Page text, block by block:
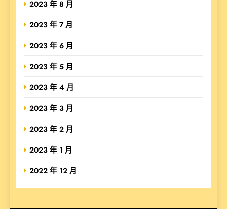
2023 年 8 月
2023 年 7 月
2023 年 6 月
2023 年 5 月
2023 年 4 月
2023 年 3 月
2023 年 2 月
2023 年 1 月
2022 年 12 月